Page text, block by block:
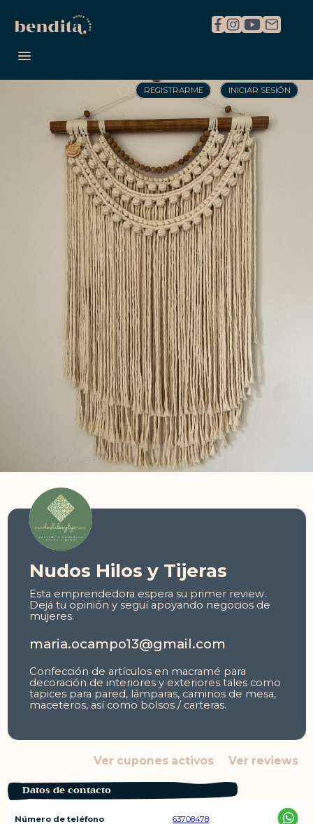
REGISTRARME INICIAR SESIÓN
Nudos Hilos y Tijeras
Esta emprendedora espera su primer review.
Dejá tu opinión y seguí apoyando negocios de
mujeres.
maria.ocampo13@gmail.com
Confección de artículos en macramé para
decoración de interiores y exteriores tales como
tapices para pared, lámparas, caminos de mesa,
maceteros, así como bolsos / carteras.
Ver cupones activos Ver reviews
Datos de contacto
Número de teléfono 63708478